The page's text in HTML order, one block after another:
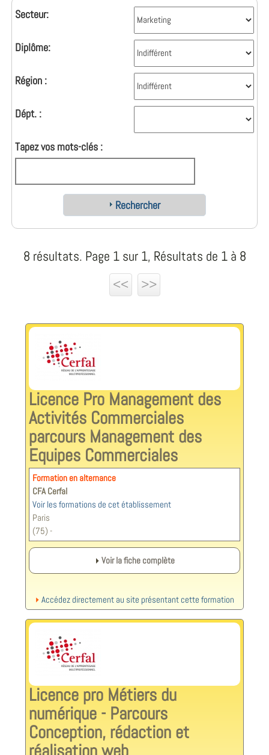
Secteur:
Diplôme:
Région :
Dépt. :
Tapez vos mots-clés :
Rechercher
8 résultats. Page 1 sur 1, Résultats de 1 à 8
<<
>>
Licence Pro Management des
Activités Commerciales
parcours Management des
Equipes Commerciales
Formation en alternance
CFA Cerfal
Voir les formations de cet établissement
Paris
(75) -
Voir la fiche complète
Accédez directement au site présentant cette formation
Licence pro Métiers du
numérique - Parcours
Conception, rédaction et